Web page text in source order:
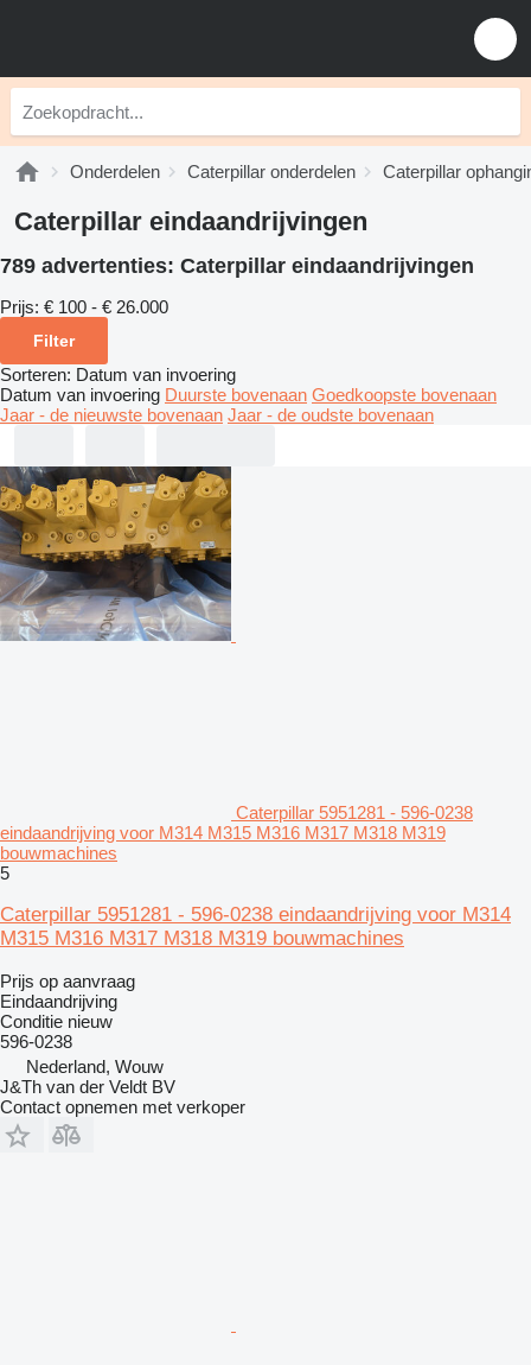
Onderdelen Caterpillar onderdelen Caterpillar
Caterpillar eindaandrijvingen
789 advertenties: Caterpillar eindaandrijvingen
Prijs: € 100 - € 26.000
Filter
Sorteren: Datum van invoering
Datum van invoering Duurste bovenaan Goedkoopste bovenaan
Jaar - de nieuwste bovenaan Jaar - de oudste bovenaan
Caterpillar 5951281 - 596-0238
eindaandrijving voor M314 M315 M316 M317 M318 M319
bouwmachines
5
Caterpillar 5951281 - 596-0238 eindaandrijving voor M314
M315 M316 M317 M318 M319 bouwmachines
Prijs op aanvraag
Eindaandrijving
Conditie nieuw
596-0238
Nederland, Wouw
J&Th van der Veldt BV
Contact opnemen met verkoper